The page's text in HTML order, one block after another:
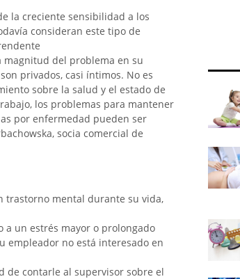
la creciente sensibilidad a los
consideran este tipo de
magnitud del problema en su
privados, casi íntimos. No es
sobre la salud y el estado de
los problemas para mantener
por enfermedad pueden ser
socia comercial de
trastorno mental durante su vida,
a un estrés mayor o prolongado
empleador no está interesado en
de contarle al supervisor sobre el